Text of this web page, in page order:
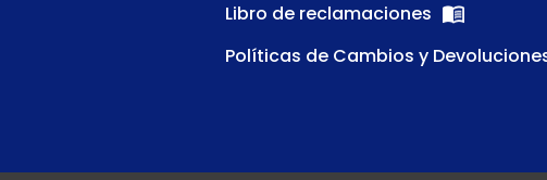
Libro de reclamaciones
Políticas de Cambios y